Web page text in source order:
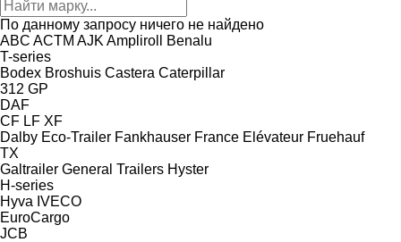
По данному запросу ничего не найдено
ABC ACTM AJK Ampliroll
Benalu
T-series
Bodex Broshuis Castera Caterpillar
312 GP
DAF
CF LF XF
Dalby Eco-Trailer Fankhauser France Elévateur Fruehauf
TX
Galtrailer General Trailers Hyster
H-series
Hyva IVECO
EuroCargo
JCB